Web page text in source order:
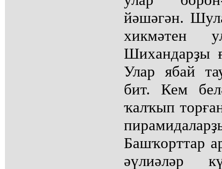
йәшәгән.
хикмәтен
Шихандарҙы
Улар ябай
бит. Кем
ҡалҡып
Башҡорттар
әүлиәләр